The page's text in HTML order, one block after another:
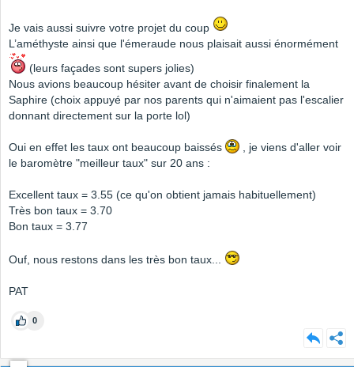
Je vais aussi suivre votre projet du coup
L’améthyste ainsi que l'émeraude nous plaisait aussi énormément
(leurs façades sont supers jolies)
Nous avions beaucoup hésiter avant de choisir finalement la
Saphire (choix appuyé par nos parents qui n'aimaient pas l'escalier
donnant directement sur la porte lol)
Oui en effet les taux ont beaucoup baissés
, je viens d'aller voir
le baromètre "meilleur taux" sur 20 ans :
Excellent taux = 3.55 (ce qu'on obtient jamais habituellement)
Très bon taux = 3.70
Bon taux = 3.77
Ouf, nous restons dans les très bon taux...
PAT
0